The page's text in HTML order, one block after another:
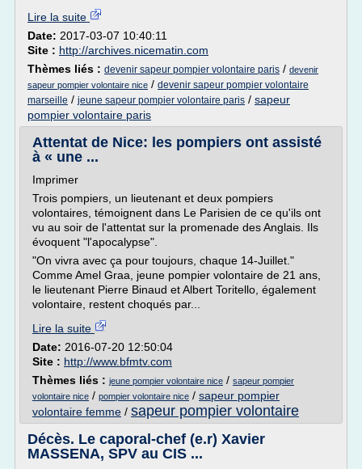
Lire la suite
Date: 2017-03-07 10:40:11
Site : http://archives.nicematin.com
Thèmes liés : devenir sapeur pompier volontaire paris / devenir
sapeur pompier volontaire nice / devenir sapeur pompier volontaire
marseille / jeune sapeur pompier volontaire paris / sapeur
pompier volontaire paris
Attentat de Nice: les pompiers ont assisté
à « une ...
Imprimer
Trois pompiers, un lieutenant et deux pompiers
volontaires, témoignent dans Le Parisien de ce qu'ils ont
vu au soir de l'attentat sur la promenade des Anglais. Ils
évoquent "l'apocalypse".
"On vivra avec ça pour toujours, chaque 14-Juillet."
Comme Amel Graa, jeune pompier volontaire de 21 ans,
le lieutenant Pierre Binaud et Albert Toritello, également
volontaire, restent choqués par...
Lire la suite
Date: 2016-07-20 12:50:04
Site : http://www.bfmtv.com
Thèmes liés : jeune pompier volontaire nice / sapeur pompier
volontaire nice / pompier volontaire nice / sapeur pompier
volontaire femme / sapeur pompier volontaire
Décès. Le caporal-chef (e.r) Xavier
MASSENA, SPV au CIS ...